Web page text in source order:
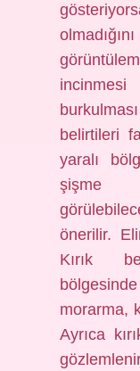
belirtileri
yaralı
şişme
önerilir.
Kırık
morarma,
Ayrıca